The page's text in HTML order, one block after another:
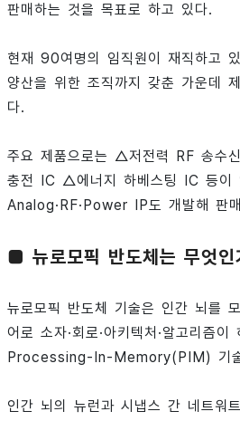
판매하는 것을 목표로 하고 있다.
현재 90여명의 임직원이 재직하고
양산을 위한 조직까지 갖춘 가운데
다.
주요 제품으로는 △저전력 RF 송수
충전 IC △에너지 하베스팅 IC 등이
Analog·RF·Power IP도 개발해 판
■ 뉴로모픽 반도체는 무엇인
뉴로모픽 반도체 기술은 인간 뇌를
어로 소자·회로·아키텍처·알고리즘
Processing-In-Memory(PIM) 기
인간 뇌의 뉴런과 시냅스 간 네트워